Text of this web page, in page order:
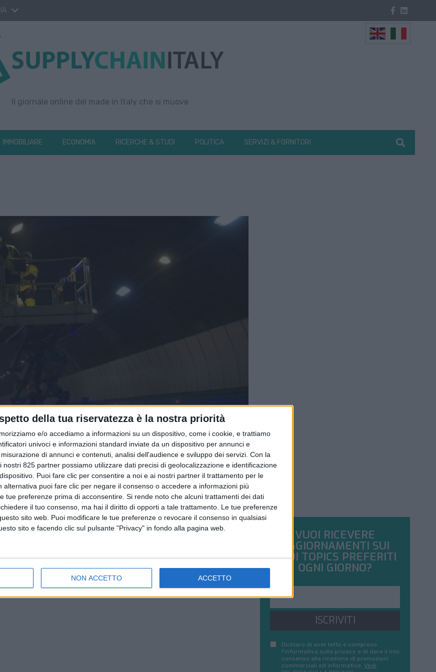
della tua riservatezza è la nostra priorità
e/o accediamo a informazioni su un dispositivo, come i cookie, e trattiamo
univoci e informazioni standard inviate da un dispositivo per annunci e
di annunci e contenuti, analisi dell'audience e sviluppo dei servizi. Con la
nostri 825 partner possiamo utilizzare dati precisi di geolocalizzazione e identificazione
Puoi fare clic per consentire a noi e ai nostri partner il trattamento per le
alternativa puoi fare clic per negare il consenso o accedere a informazioni più
tue preferenze prima di acconsentire. Si rende noto che alcuni trattamenti dei dati
il tuo consenso, ma hai il diritto di opporti a tale trattamento. Le tue preferenze
sito web. Puoi modificare le tue preferenze o revocare il consenso in qualsiasi
sito e facendo clic sul pulsante "Privacy" in fondo alla pagina web.
NON ACCETTO ACCETTO
Il giornale online del made in Italy che si muove
IMMOBILIARE ECONOMIA RICERCHE & STUDI POLITICA SERVIZI & FORNITORI
chiede un incontro con
VUOI RICEVERE
AGGIORNAMENTI SUI
TUOI TOPICS PREFERITI
OGNI GIORNO?
ISCRIVITI
Dichiaro di aver letto e compreso
l'informativa sulla privacy e di dare il mio
consenso alla ricezione di promozioni
commerciali ed informative. Vedi